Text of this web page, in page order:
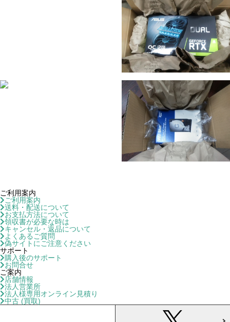
ご利用案内
ご利用案内
送料・配送について
お支払方法について
領収書が必要な時は
キャンセル・返品について
よくあるご質問
偽サイトにご注意ください
サポート
購入後のサポート
お問合せ
ご案内
店舗情報
法人営業所
法人様専用オンライン見積り
中古 (買取)